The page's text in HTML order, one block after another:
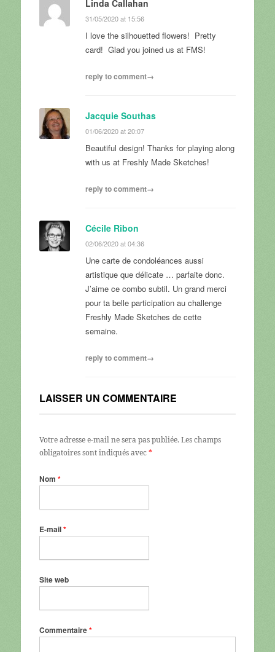
Linda Callahan
31/05/2020 at 15:56
I love the silhouetted flowers! Pretty
card! Glad you joined us at FMS!
reply to comment→
Jacquie Southas
01/06/2020 at 20:07
Beautiful design! Thanks for playing along
with us at Freshly Made Sketches!
reply to comment→
Cécile Ribon
02/06/2020 at 04:36
Une carte de condoléances aussi
artistique que délicate … parfaite donc.
J’aime ce combo subtil. Un grand merci
pour ta belle participation au challenge
Freshly Made Sketches de cette
semaine.
reply to comment→
LAISSER UN COMMENTAIRE
Votre adresse e-mail ne sera pas publiée. Les champs
obligatoires sont indiqués avec*
Nom *
E-mail*
Site web
Commentaire*